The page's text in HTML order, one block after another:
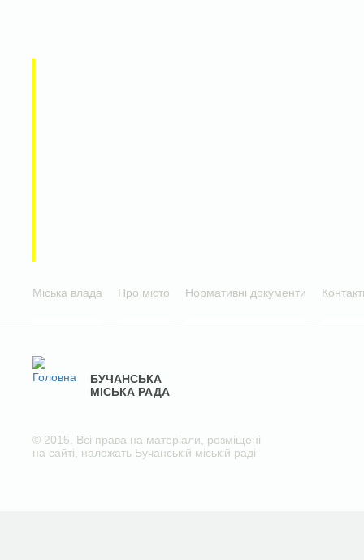
Міська влада Про місто Нормативні документи
БУЧАНСЬКА
МІСЬКА РАДА
© 2015. Всі права на матеріали, розміщені
на сайті, належать Бучанській міській раді